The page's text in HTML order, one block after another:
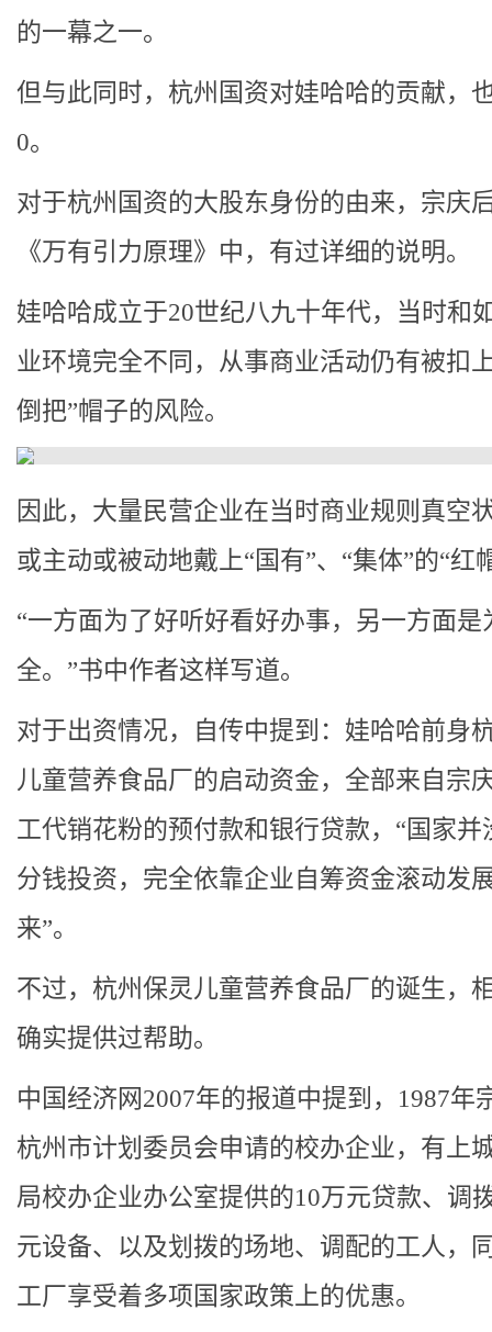
的一幕之一。
但与此同时，杭州国资对娃哈哈的贡献，
0。
对于杭州国资的大股东身份的由来，宗庆
《万有引力原理》中，有过详细的说明。
娃哈哈成立于20世纪八九十年代，当时和
业环境完全不同，从事商业活动仍有被扣
倒把”帽子的风险。
因此，大量民营企业在当时商业规则真空
或主动或被动地戴上“国有”、“集体”的“红
“一方面为了好听好看好办事，另一方面是
全。”书中作者这样写道。
对于出资情况，自传中提到：娃哈哈前身
儿童营养食品厂的启动资金，全部来自宗
工代销花粉的预付款和银行贷款，“国家并
分钱投资，完全依靠企业自筹资金滚动发
来”。
不过，杭州保灵儿童营养食品厂的诞生，
确实提供过帮助。
中国经济网2007年的报道中提到，1987年
杭州市计划委员会申请的校办企业，有上
局校办企业办公室提供的10万元贷款、调
元设备、以及划拨的场地、调配的工人，
工厂享受着多项国家政策上的优惠。